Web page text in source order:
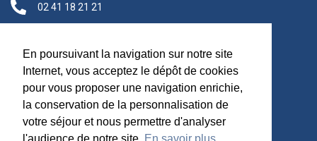
En poursuivant la navigation sur notre site
Internet, vous acceptez le dépôt de cookies
pour vous proposer une navigation enrichie,
la conservation de la personnalisation de
votre séjour et nous permettre d'analyser
l'audience de notre site. En savoir plus
02 41 18 21 21
Siège social
Maréchal Foch,
49100 Angers